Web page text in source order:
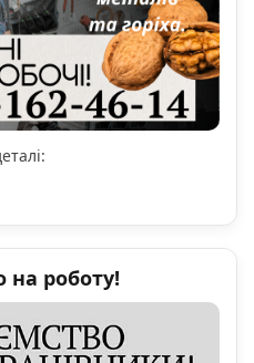
на роботу!